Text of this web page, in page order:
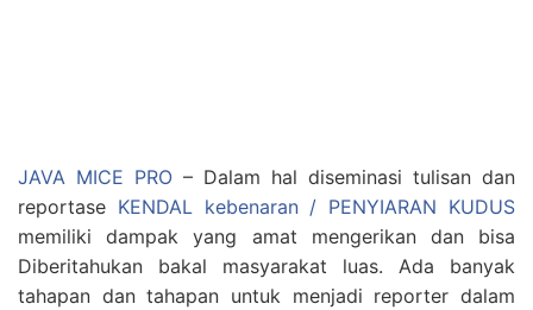
JAVA MICE PRO – Dalam hal diseminasi tulisan dan
reportase KENDAL kebenaran / PENYIARAN KUDUS
memiliki dampak yang amat mengerikan dan bisa
Diberitahukan bakal masyarakat luas. Ada banyak
tahapan dan tahapan untuk menjadi reporter dalam